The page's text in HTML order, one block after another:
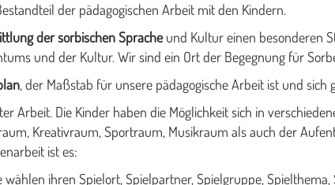
der pädagogischen Arbeit mit den Kindern.
der sorbischen Spracheund Kultur einen besonderen
und der Kultur. Wir sind ein Ort der Begegnung für
, der Maßstab für unsere pädagogische Arbeit ist und
Arbeit. Die Kinder haben die Möglichkeit sich in
Kreativraum, Sportraum, Musikraum als auch der
ist es:
ihren Spielort, Spielpartner, Spielgruppe,